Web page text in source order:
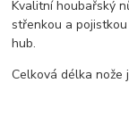
Kvalitní houbařský
střenkou a
hub.
Celková délka nože